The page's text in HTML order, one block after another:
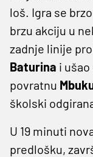
loš. Igra se
brzu akciju u
zadnje linije
Baturina i
povratnu
školski
U 19 minuti
predlošku,